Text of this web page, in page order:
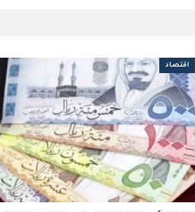
اقتصاد